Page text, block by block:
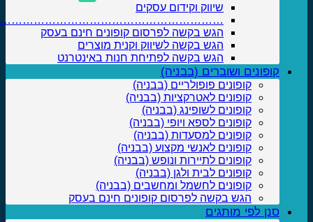
שיווק וקידום עסקים
……………………………………………………….
הגש בקשה לפרסום קופונים חינם בעסק
הגש בקשה לשיווק וקנית מוצרים
הגש בקשה לפתיחת חנות באינטרנט
קופונים ושוברים (בבניה)
קופונים פופולריים (בבניה)
קופונים לאטרקציות (בבניה)
קופונים לשופינג (בבניה)
קופונים לספא ויופי (בבניה)
קופונים למסעדות (בבניה)
קופונים לאנשי מקצוע (בבניה)
קופונים לתיירות ונופש (בבניה)
קופונים לבית ולגן (בבניה)
קופונים לחשמל ומחשבים (בבניה)
הגש בקשה לפרסום קופונים חינם בעסק
סנן לפי מותגים